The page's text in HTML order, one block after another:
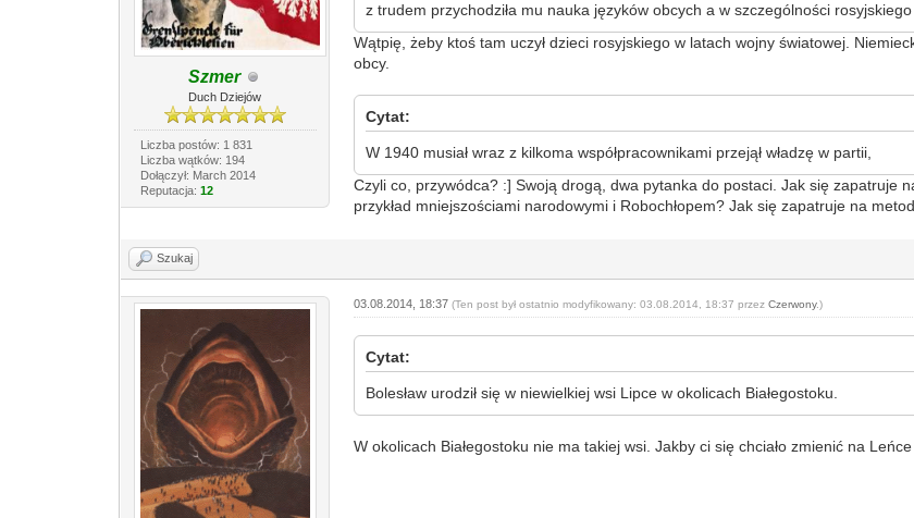
Szmer
Duch Dziejów
Liczba postów: 1 831
Liczba wątków: 194
Dołączył: March 2014
Reputacja: 12
z trudem przychodziła mu nauka języków obcych a w szczególności rosyjskiego
Wątpię, żeby ktoś tam uczył dzieci rosyjskiego w latach wojny światowej.
obcy.
Cytat:
W 1940 musiał wraz z kilkoma współpracownikami przejął władzę w partii,
Czyli co, przywódca? :] Swoją drogą, dwa pytanka do postaci. Jak się zapatruje
przykład mniejszościami narodowymi i Robochłopem? Jak się zapatruje na
Szukaj
03.08.2014, 18:37(Ten post był ostatnio modyfikowany: 03.08.2014, 18:37 przezCzerwony.)
Cytat:
Bolesław urodził się w niewielkiej wsi Lipce w okolicach Białegostoku.
W okolicach Białegostoku nie ma takiej wsi. Jakby ci się chciało zmienić na